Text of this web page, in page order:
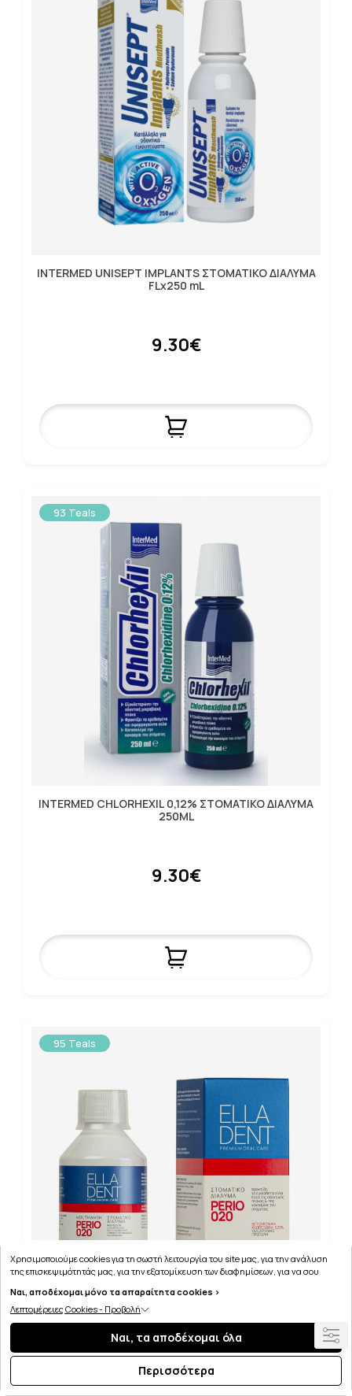
INTERMED UNISEPT IMPLANTS ΣΤΟΜΑΤΙΚΟ ΔΙΑΛΥΜΑ
FLx250 mL
9.30€
93 Teals
INTERMED CHLORHEXIL 0,12% ΣΤΟΜΑΤΙΚΟ ΔΙΑΛΥΜΑ
250ML
9.30€
95 Teals
ELLADENT PERIO 020 ΣΤΟΜΑΤΙΚΟ ΔΙΑΛΥΜΑ 250ML
TOP SELLER
Χρησιμοποιούμε cookies για τη σωστή λειτουργία του site μας, για την ανάλυση
της επισκεψιμότητάς μας, για την εξατομίκευση των διαφημίσεων, για να σου
μας εύκολα! Μπορείς να δεις τη πολιτική μας για τα cookies
Ναι, αποδέχομαι μόνο τα απαραίτητα cookies >
Λεπτομέρειες Cookies - Προβολή
Ναι, τα αποδέχομαι όλα
Περισσότερα